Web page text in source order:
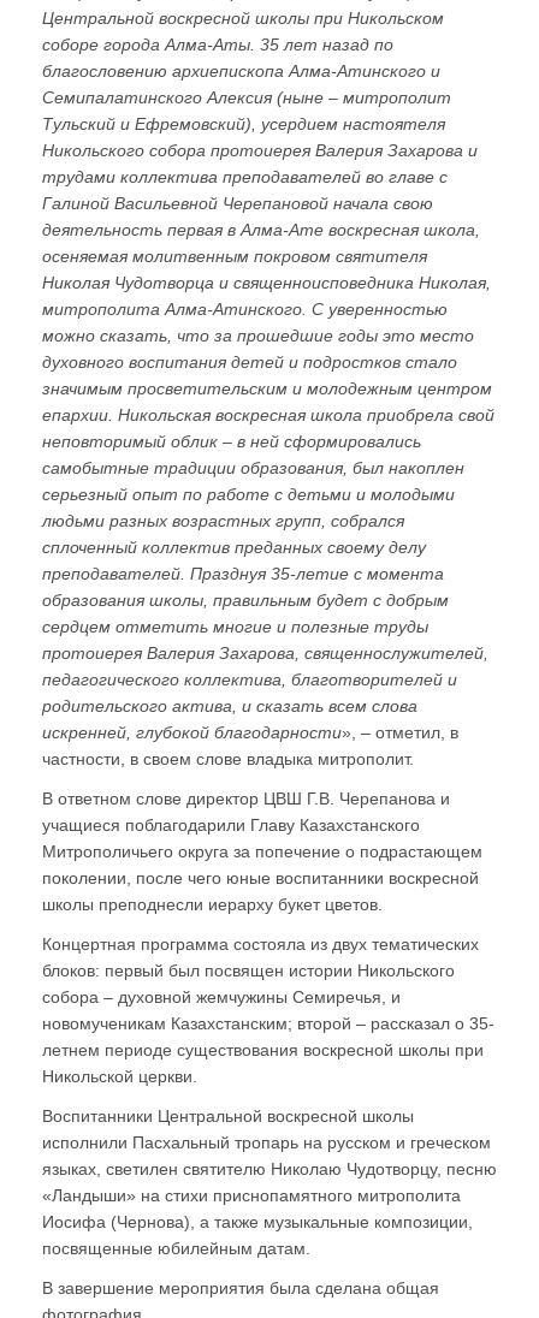
Центральной воскресной школы при Никольском
соборе города Алма-Аты. 35 лет назад по
благословению архиепископа Алма-Атинского и
Семипалатинского Алексия (ныне – митрополит
Тульский и Ефремовский), усердием настоятеля
Никольского собора протоиерея Валерия Захарова и
трудами коллектива преподавателей во главе с
Галиной Васильевной Черепановой начала свою
деятельность первая в Алма-Ате воскресная школа,
осеняемая молитвенным покровом святителя
Николая Чудотворца и священноисповедника Николая,
митрополита Алма-Атинского. С уверенностью
можно сказать, что за прошедшие годы это место
духовного воспитания детей и подростков стало
значимым просветительским и молодежным центром
епархии. Никольская воскресная школа приобрела свой
неповторимый облик – в ней сформировались
самобытные традиции образования, был накоплен
серьезный опыт по работе с детьми и молодыми
людьми разных возрастных групп, собрался
сплоченный коллектив преданных своему делу
преподавателей. Празднуя 35-летие с момента
образования школы, правильным будет с добрым
сердцем отметить многие и полезные труды
протоиерея Валерия Захарова, священнослужителей,
педагогического коллектива, благотворителей и
родительского актива, и сказать всем слова
искренней, глубокой благодарности», – отметил, в
частности, в своем слове владыка митрополит.
В ответном слове директор ЦВШ Г.В. Черепанова и
учащиеся поблагодарили Главу Казахстанского
Митрополичьего округа за попечение о подрастающем
поколении, после чего юные воспитанники воскресной
школы преподнесли иерарху букет цветов.
Концертная программа состояла из двух тематических
блоков: первый был посвящен истории Никольского
собора – духовной жемчужины Семиречья, и
новомученикам Казахстанским; второй – рассказал о 35-
летнем периоде существования воскресной школы при
Никольской церкви.
Воспитанники Центральной воскресной школы
исполнили Пасхальный тропарь на русском и греческом
языках, светилен святителю Николаю Чудотворцу, песню
«Ландыши» на стихи приснопамятного митрополита
Иосифа (Чернова), а также музыкальные композиции,
посвященные юбилейным датам.
В завершение мероприятия была сделана общая